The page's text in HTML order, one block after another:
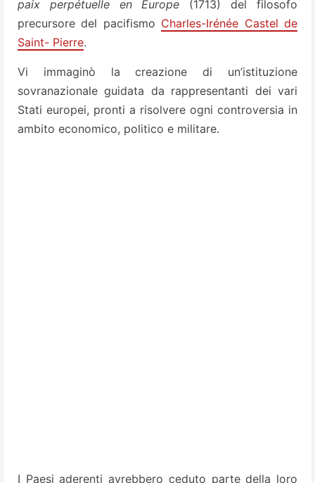
paix perpétuelle en Europe (1713) del filosofo
precursore del pacifismo Charles-Irénée Castel de
Saint- Pierre.
Vi immaginò la creazione di un’istituzione
sovranazionale guidata da rappresentanti dei vari
Stati europei, pronti a risolvere ogni controversia in
ambito economico, politico e militare.
I Paesi aderenti avrebbero ceduto parte della loro